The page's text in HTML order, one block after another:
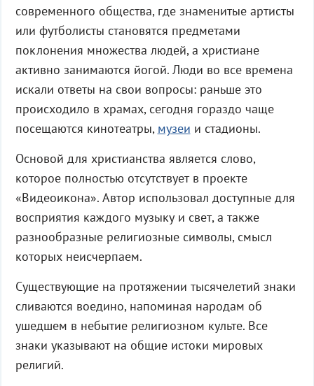
современного общества, где знаменитые артисты
или футболисты становятся предметами
поклонения множества людей, а христиане
активно занимаются йогой. Люди во все времена
искали ответы на свои вопросы: раньше это
происходило в храмах, сегодня гораздо чаще
посещаются кинотеатры, музеи и стадионы.
Основой для христианства является слово,
которое полностью отсутствует в проекте
«Видеоикона». Автор использовал доступные для
восприятия каждого музыку и свет, а также
разнообразные религиозные символы, смысл
которых неисчерпаем.
Существующие на протяжении тысячелетий знаки
сливаются воедино, напоминая народам об
ушедшем в небытие религиозном культе. Все
знаки указывают на общие истоки мировых
религий.